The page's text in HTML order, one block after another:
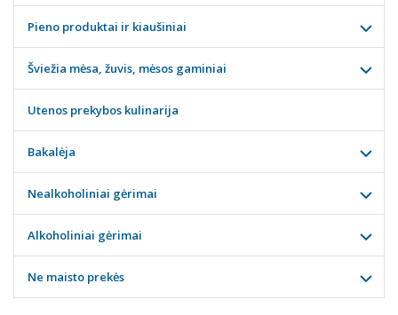
Pieno produktai ir kiaušiniai
Šviežia mėsa, žuvis, mėsos gaminiai
Utenos prekybos kulinarija
Bakalėja
Nealkoholiniai gėrimai
Alkoholiniai gėrimai
Ne maisto prekės